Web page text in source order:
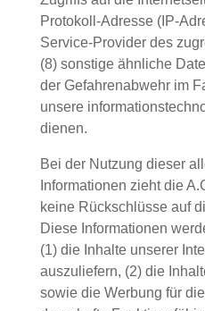
Protokoll-Adresse (IP-
Service-Provider des
(8) sonstige ähnliche
der Gefahrenabwehr im
unsere
dienen.
Bei der Nutzung dieser
Informationen zieht die
keine Rückschlüsse auf
Diese Informationen
(1) die Inhalte unserer
auszuliefern, (2) die
sowie die Werbung für